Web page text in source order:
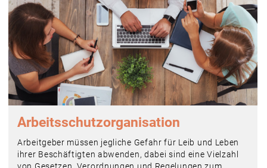
Arbeitsschutzorganisation
Arbeitgeber müssen jegliche Gefahr für Leib und Leben
ihrer Beschäftigten abwenden, dabei sind eine Vielzahl